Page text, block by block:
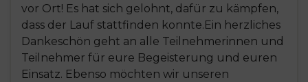
vor Ort! Es hat sich gelohnt, dafür zu kämpfen,
dass der Lauf stattfinden konnte.Ein herzliches
Dankeschön geht an alle Teilnehmerinnen und
Teilnehmer für eure Begeisterung und euren
Einsatz. Ebenso möchten wir unseren